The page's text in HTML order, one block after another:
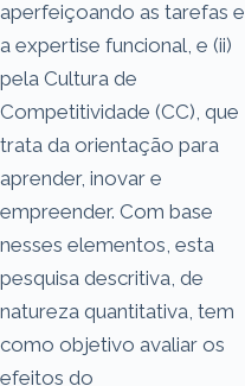
aperfeiçoando as tarefas e
a expertise funcional, e (ii)
pela Cultura de
Competitividade (CC), que
trata da orientação para
aprender, inovar e
empreender. Com base
nesses elementos, esta
pesquisa descritiva, de
natureza quantitativa, tem
como objetivo avaliar os
efeitos do